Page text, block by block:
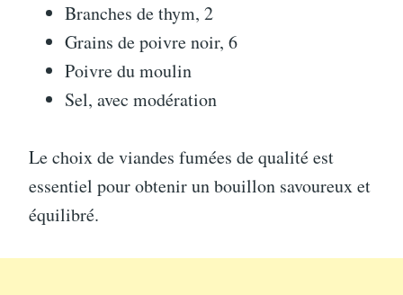
Branches de thym, 2
Grains de poivre noir, 6
Poivre du moulin
Sel, avec modération
Le choix de viandes fumées de qualité est
essentiel pour obtenir un bouillon savoureux et
équilibré.